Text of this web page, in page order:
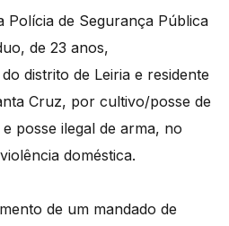
Polícia de Segurança Pública
de 23 anos,
distrito de Leiria e residente
Cruz, por cultivo/posse de
posse ilegal de arma, no
doméstica.
de um mandado de